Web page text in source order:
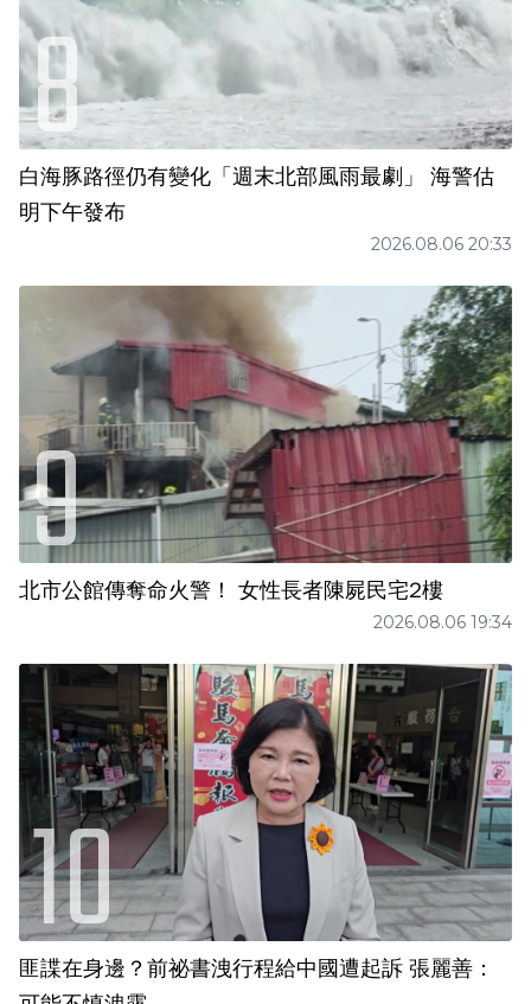
白海豚路徑仍有變化「週末北部風雨最劇」 海警估
明下午發布
2026.08.06 20:33
北市公館傳奪命火警！ 女性長者陳屍民宅2樓
2026.08.06 19:34
匪諜在身邊？前祕書洩行程給中國遭起訴 張麗善：